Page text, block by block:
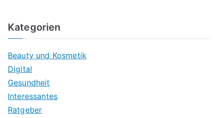
Kategorien
Beauty und Kosmetik
Digital
Gesundheit
Interessantes
Ratgeber